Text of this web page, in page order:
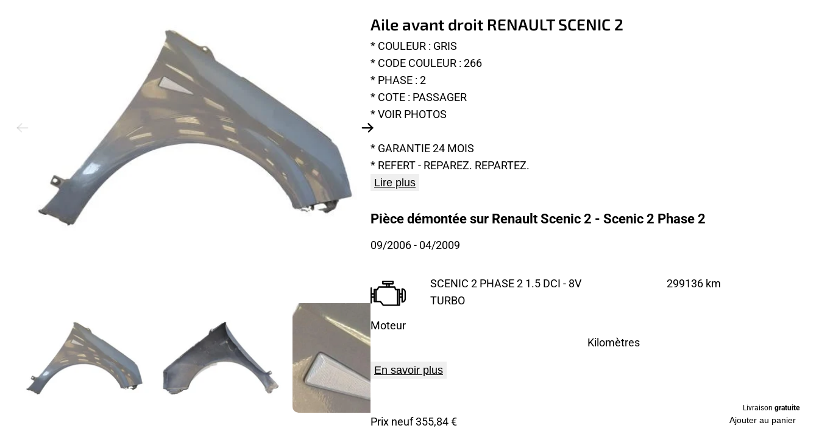
Aile avant droit RENAULT SCENIC 2
* COULEUR : GRIS
* CODE COULEUR : 266
* PHASE : 2
* COTE : PASSAGER
* VOIR PHOTOS
* GARANTIE 24 MOIS
* REFERT - REPAREZ. REPARTEZ.
Lire plus
Pièce démontée sur Renault Scenic 2 - Scenic 2 Phase 2
09/2006- 04/2009
Moteur
SCENIC 2 PHASE 2 1.5 DCI - 8V
TURBO
Kilomètres
299136 km
En savoir plus
Prix neuf 355,84 €
Livraison gratuite
Ajouter au panier